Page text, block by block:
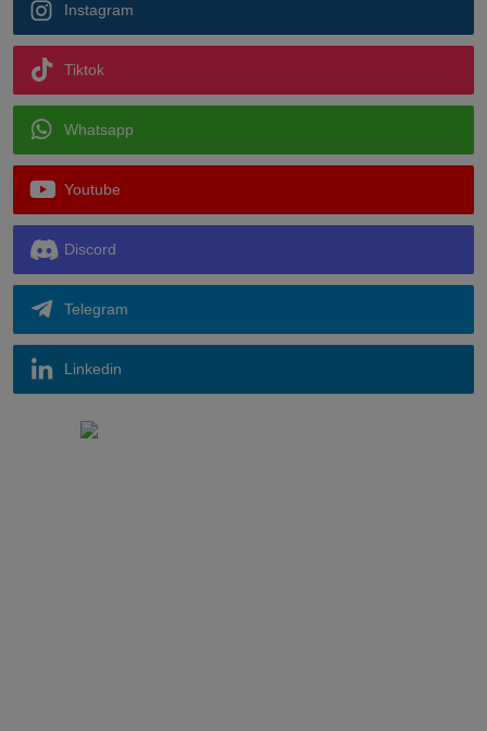
Instagram
Tiktok
Whatsapp
Youtube
Discord
Telegram
Linkedin